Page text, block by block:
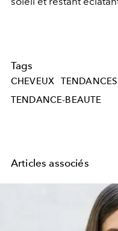
Tags
CHEVEUX
TENDANCE-BEAUTE
Articles associés